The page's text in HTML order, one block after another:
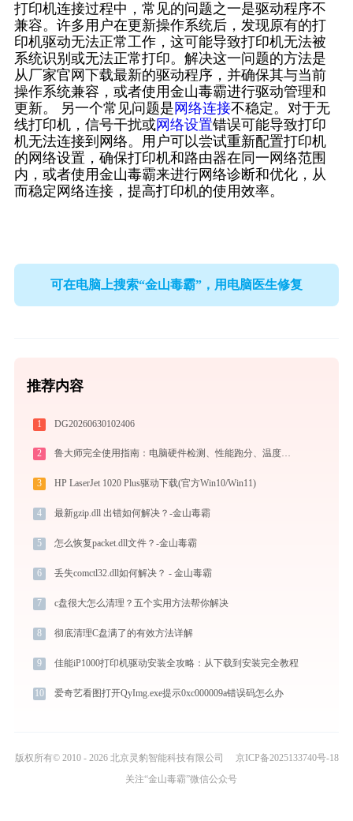
打印机连接过程中，常见的问题之一是驱动程序不
兼容。许多用户在更新操作系统后，发现原有的打
印机驱动无法正常工作，这可能导致打印机无法被
系统识别或无法正常打印。解决这一问题的方法是
从厂家官网下载最新的驱动程序，并确保其与当前
操作系统兼容，或者使用金山毒霸进行驱动管理和
更新。 另一个常见问题是 网络连接不稳定。对于无
线打印机，信号干扰或网络设置错误可能导致打印
机无法连接到网络。用户可以尝试重新配置打印机
的网络设置，确保打印机和路由器在同一网络范围
内，或者使用金山毒霸来进行网络诊断和优化，从
而稳定网络连接，提高打印机的使用效率。
可在电脑上搜索“金山毒霸”，用电脑医生修复
推荐内容
1 DG20260630102406
2 鲁大师完全使用指南：电脑硬件检测、性能跑分、温度监控与系统优化一站式攻略
3 HP LaserJet 1020 Plus驱动下载(官方Win10/Win11)
4 最新gzip.dll 出错如何解决？-金山毒霸
5 怎么恢复packet.dll文件？-金山毒霸
6 丢失comctl32.dll如何解决？ - 金山毒霸
7 c盘很大怎么清理？五个实用方法帮你解决
8 彻底清理C盘满了的有效方法详解
9 佳能iP1000打印机驱动安装全攻略：从下载到安装完全教程
10 爱奇艺看图打开QyImg.exe提示0xc000009a错误码怎么办
版权所有© 2010 - 2026 北京灵豹智能科技有限公司
京ICP备2025133740号-18
关注“金山毒霸”微信公众号